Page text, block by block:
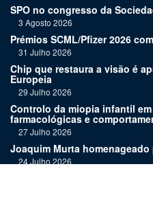
SPO no congresso da
3 Agosto 2026
Prémios SCML/Pfizer 2026
31 Julho 2026
Chip que restaura a visão é
Europeia
29 Julho 2026
Controlo da miopia infantil
farmacológicas e
27 Julho 2026
Joaquim Murta
24 Julho 2026